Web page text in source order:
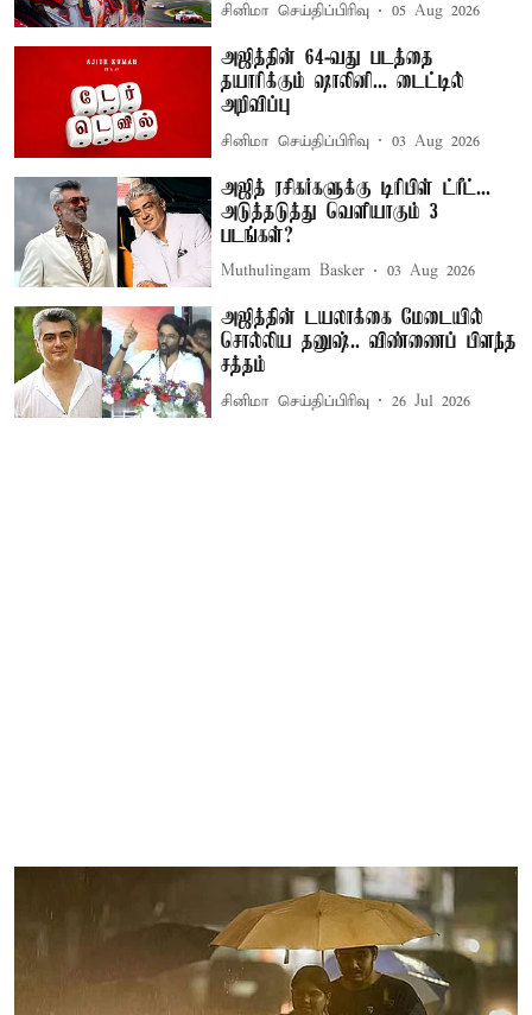
சினிமா செய்திப்பிரிவு 05 Aug 2026
அஜித்தின் 64-வது படத்தை
தயாரிக்கும் ஷாலினி... டைட்டில்
அறிவிப்பு
சினிமா செய்திப்பிரிவு 03 Aug 2026
அஜித் ரசிகர்களுக்கு டிரிபிள் ட்ரீட்...
அடுத்தடுத்து வெளியாகும் 3
படங்கள்?
Muthulingam Basker 03 Aug 2026
அஜித்தின் டயலாக்கை மேடையில்
சொல்லிய தனுஷ்.. விண்ணைப் பிளந்த
சத்தம்
சினிமா செய்திப்பிரிவு 26 Jul 2026